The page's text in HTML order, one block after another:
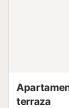
terraza